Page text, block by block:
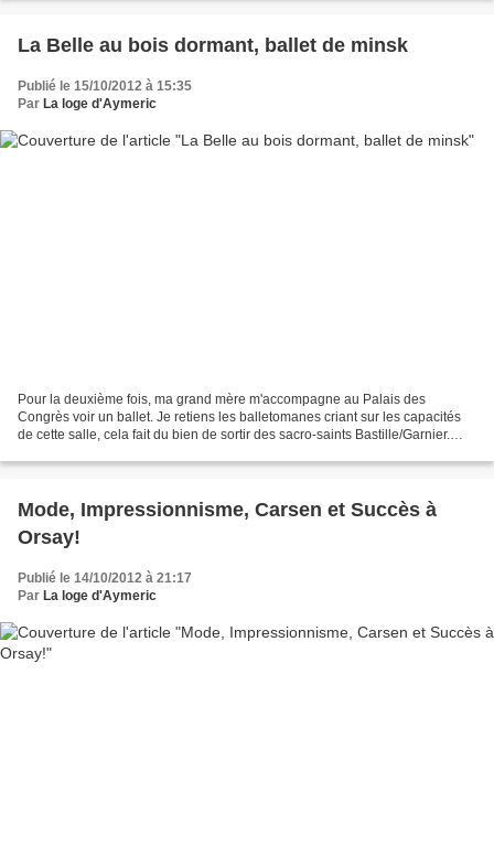
La Belle au bois dormant, ballet de minsk
Publié le 15/10/2012 à 15:35
Par La loge d'Aymeric
Pour la deuxième fois, ma grand mère m'accompagne au Palais des
Congrès voir un ballet. Je retiens les balletomanes criant sur les capacités
de cette salle, cela fait du bien de sortir des sacro-saints Bastille/Garnier.
Mode, Impressionnisme, Carsen et Succès à
Orsay!
Publié le 14/10/2012 à 21:17
Par La loge d'Aymeric